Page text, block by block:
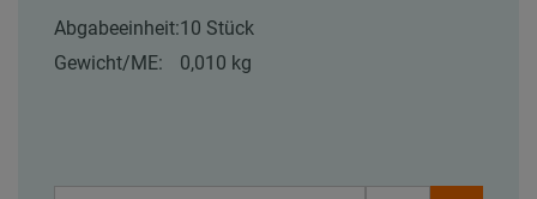
Abgabeeinheit:10 Stück
Gewicht/ME:
0,010 kg